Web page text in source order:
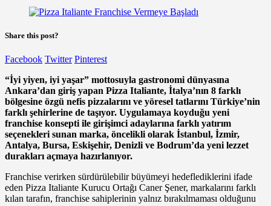
Share this post?
Facebook Twitter Pinterest
“İyi yiyen, iyi yaşar” mottosuyla gastronomi dünyasına
Ankara’dan giriş yapan Pizza Italiante, İtalya’nın 8 farklı
bölgesine özgü nefis pizzalarını ve yöresel tatlarını Türkiye’nin
farklı şehirlerine de taşıyor. Uygulamaya koyduğu yeni
franchise konsepti ile girişimci adaylarına farklı yatırım
seçenekleri sunan marka, öncelikli olarak İstanbul, İzmir,
Antalya, Bursa, Eskişehir, Denizli ve Bodrum’da yeni lezzet
durakları açmaya hazırlanıyor.
Franchise verirken sürdürülebilir büyümeyi hedeflediklerini ifade
eden Pizza Italiante Kurucu Ortağı Caner Şener, markalarını farklı
kılan tarafın, franchise sahiplerinin yalnız bırakılmaması olduğunu